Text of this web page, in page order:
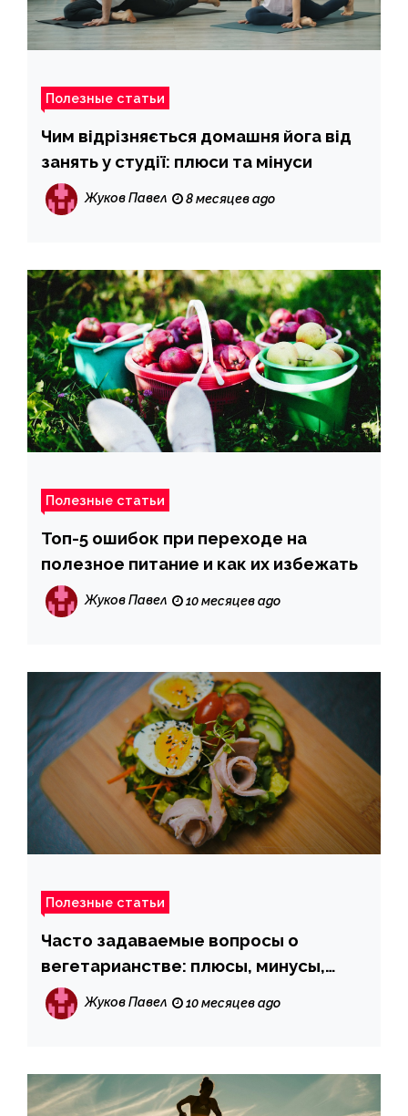
Полезные статьи
Чим відрізняється домашня йога від
занять у студії: плюси та мінуси
Жуков Павел 8 месяцев ago
Полезные статьи
Топ-5 ошибок при переходе на
полезное питание и как их избежать
Жуков Павел 10 месяцев ago
Полезные статьи
Часто задаваемые вопросы о
вегетарианстве: плюсы, минусы,
рекомендации
Жуков Павел 10 месяцев ago